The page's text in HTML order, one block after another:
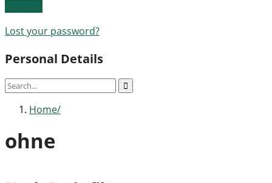
Lost your password?
Personal Details
Home
ohne